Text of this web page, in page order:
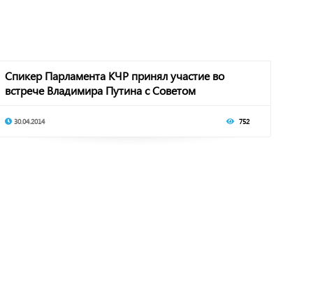
Спикер Парламента КЧР принял участие во
встрече Владимира Путина с Советом
30.04.2014 752